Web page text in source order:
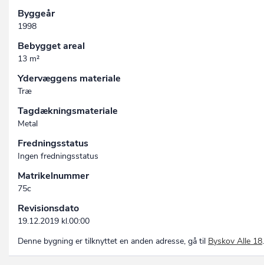
Byggeår
1998
Bebygget areal
13 m²
Ydervæggens materiale
Træ
Tagdækningsmateriale
Metal
Fredningsstatus
Ingen fredningsstatus
Matrikelnummer
75c
Revisionsdato
19.12.2019 kl.00:00
Denne bygning er tilknyttet en anden adresse, gå til Byskov Alle 18.